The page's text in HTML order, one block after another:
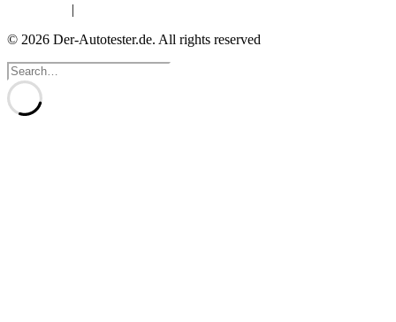
|
© 2026 Der-Autotester.de. All rights reserved